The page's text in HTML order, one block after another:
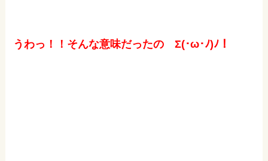
うわっ！！そんな意味だったの Σ(･ω･ﾉ)ﾉ！